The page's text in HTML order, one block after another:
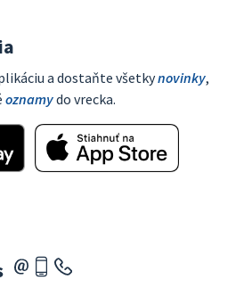
a dostaňte všetkynovinky,
oznamydo vrecka.